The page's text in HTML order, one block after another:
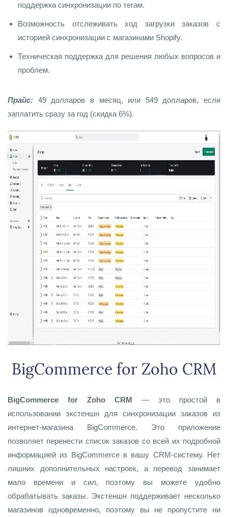
поддержка синхронизации по тегам.
Возможность отслеживать ход загрузки заказов с
историей синхронизации с магазинами Shopify.
Техническая поддержка для решения любых вопросов и
проблем.
Прайс: 49 долларов в месяц, или 549 долларов, если
заплатить сразу за год (скидка 6%).
BigCommerce for Zoho CRM
BigCommerce for Zoho CRM — это простой в
использовании экстеншн для синхронизации заказов из
интернет-магазина BigCommerce. Это приложение
позволяет перенести список заказов со всей их подробной
информацией из BigCommerce в вашу CRM-систему. Нет
лишних дополнительных настроек, а перевод занимает
мало времени и сил, поэтому вы можете удобно
обрабатывать заказы. Экстеншн поддерживает несколько
магазинов одновременно, поэтому вы не пропустите ни